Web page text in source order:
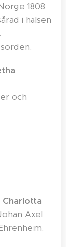
1808
i halsen
och
Charlotta
Axel